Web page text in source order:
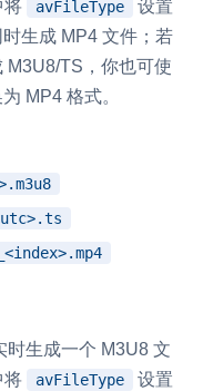
务质量及可用性信息
联动回调和业务处置流
号打通
频互动效果
体验
流
将
avFileType
设置
时生成 MP4 文件；若
M3U8/TS，你也可使
MP4 格式。
时生成一个 M3U8 文
将
avFileType
设置